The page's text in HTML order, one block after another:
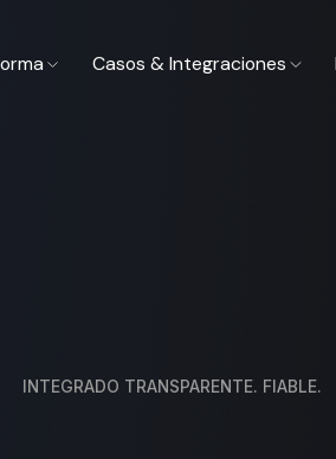
Casos & Integraciones
INTEGRADO TRANSPARENTE. FIABLE.